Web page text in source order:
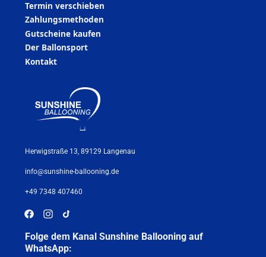
Termin verschieben
Zahlungsmethoden
Gutscheine kaufen
Der Ballonsport
Kontakt
Herwigstraße 13, 89129 Langenau
info@sunshine-ballooning.de
+49 7348 407460
Folge dem Kanal Sunshine Ballooning auf
WhatsApp: